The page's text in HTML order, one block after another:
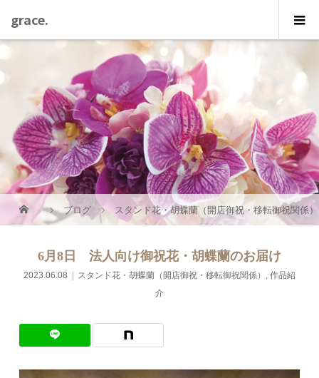
grace.
ブログ スタンド花・胡蝶蘭（開店御祝・移転御祝関係）
6月8日 法人向け御祝花・胡蝶蘭のお届け
2023.06.08 スタンド花・胡蝶蘭（開店御祝・移転御祝関係） , 作品紹
介